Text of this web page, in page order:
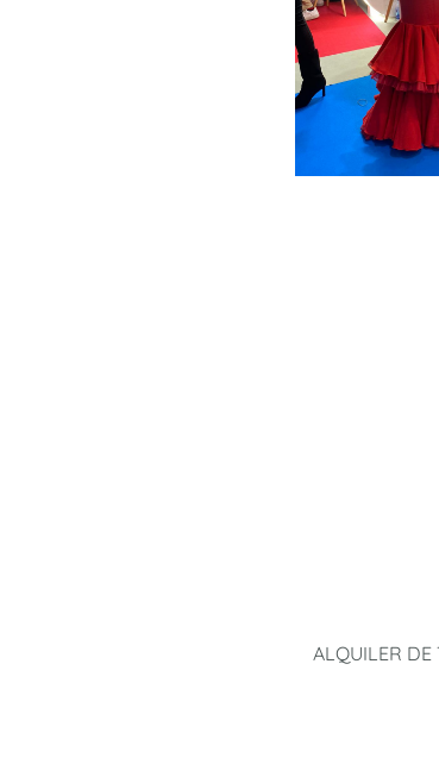
ALQUILER DE